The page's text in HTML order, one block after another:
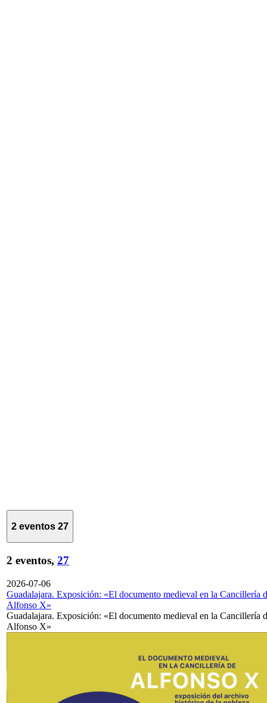
2 eventos 27
2 eventos, 27
2026-07-06
Guadalajara. Exposición: «El documento medieval en la Cancillería
Alfonso X»
Guadalajara. Exposición: «El documento medieval en la Cancillería
Alfonso X»